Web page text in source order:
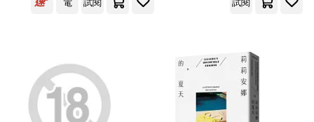
溫斯頓．邱吉爾(32)
クール教信者(31)
武漢大學出版社(192)
浙江大學出版社(190)